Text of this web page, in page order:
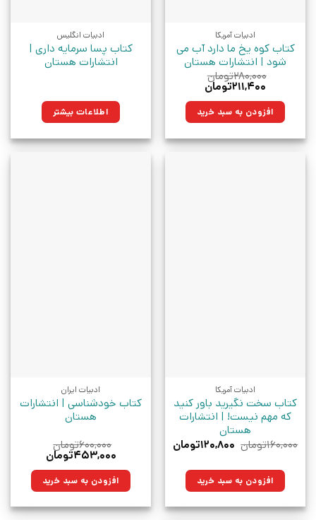
ادبیات آمریکا
کتاب کوه یخ ما دارد آب می
شود | انتشارات هستان
۲۸۰,۰۰۰تومان
قیمت
۲۸۰,۰۰۰تومان
بود.
۲۱۱,۴۰۰تومان
۲۱۱,۴۰۰تومان.افزودن به سبد خرید
ادبیات انگلیس
کتاب پسا سرمایه داری |
انتشارات هستان
اطلاعات بیشتر
ادبیات آمریکا
کتاب سخت نگیرید باور کنید
که مهم نیست! | انتشارات
هستان
۱۶۰,۰۰۰تومان قیمت
بود.
۱۲۰,۸۰۰تومان
افزودن به سبد خرید
ادبیات ایران
کتاب خودشناسی | انتشارات
هستان
۶۰۰,۰۰۰تومان
قیمت
۶۰۰,۰۰۰تومان
بود.
۴۵۳,۰۰۰تومان
۴۵۳,۰۰۰تومان.افزودن به سبد خرید